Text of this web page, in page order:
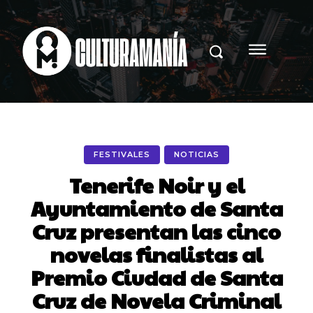
FESTIVALES NOTICIAS
Tenerife Noir y el
Ayuntamiento de Santa
Cruz presentan las cinco
novelas finalistas al
Premio Ciudad de Santa
Cruz de Novela Criminal